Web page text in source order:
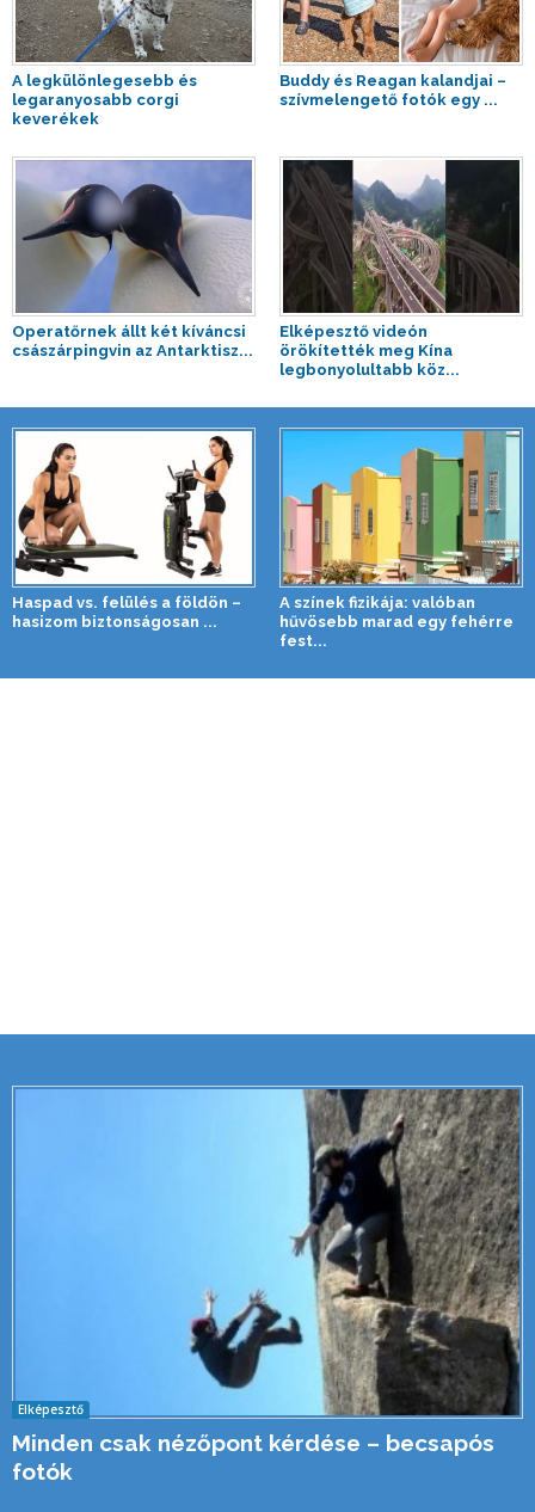
A legkülönlegesebb és
legaranyosabb corgi
keverékek
Buddy és Reagan kalandjai –
szívmelengető fotók egy ...
Operatőrnek állt két kíváncsi
császárpingvin az Antarktisz...
Elképesztő videón
örökítették meg Kína
legbonyolultabb köz...
Haspad vs. felülés a földön –
hasizom biztonságosan ...
A színek fizikája: valóban
hűvösebb marad egy fehérre
fest...
Elképesztő
Minden csak nézőpont kérdése – becsapós
fotók